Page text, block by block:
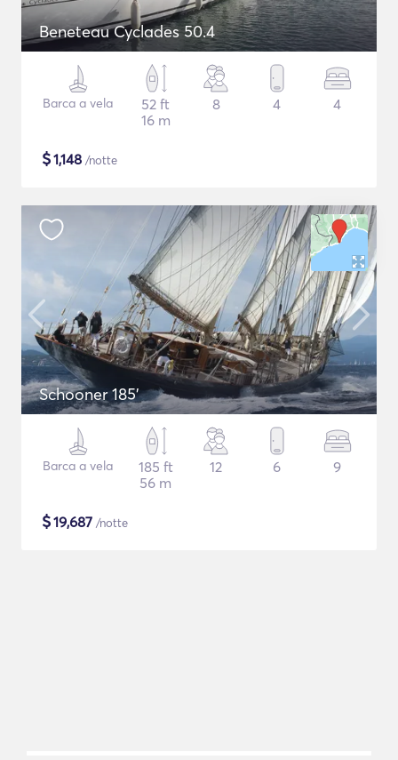
Beneteau Cyclades 50.4
Barca a vela
52 ft
16 m
8 4 4
$1,148 /notte
Schooner 185'
Barca a vela
185 ft
56 m
12 6 9
$19,687 /notte